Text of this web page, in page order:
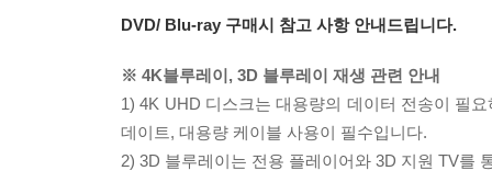
DVD/ Blu-ray 구매시 참고 사항 안내드립니다.
※ 4K블루레이, 3D 블루레이 재생 관련 안내
1) 4K UHD 디스크는 대용량의 데이터 전송이 필
데이트, 대용량 케이블 사용이 필수입니다.
2) 3D 블루레이는 전용 플레이어와 3D 지원 TV를